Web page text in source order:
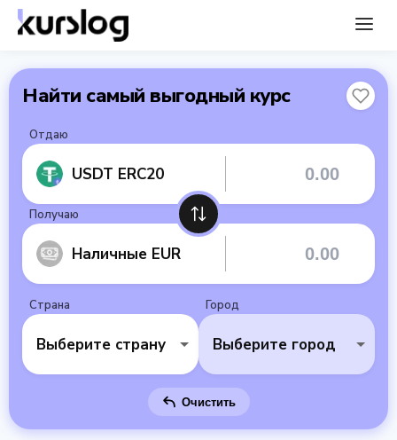
Найти самый выгодный курс
Отдаю
USDT ERC20
Получаю
Наличные EUR
Страна
Выберите страну
Город
Выберите город
Очистить